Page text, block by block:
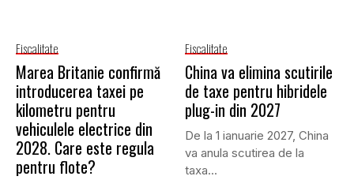
Fiscalitate
Marea Britanie confirmă
introducerea taxei pe
kilometru pentru
vehiculele electrice din
2028. Care este regula
pentru flote?
Fiscalitate
China va elimina scutirile
de taxe pentru hibridele
plug-in din 2027
De la 1 ianuarie 2027, China
va anula scutirea de la
taxa...